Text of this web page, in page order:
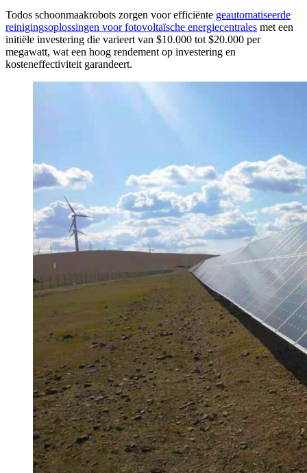
Todos schoonmaakrobots zorgen voor efficiënte geautomatiseerde
reinigingsoplossingen voor fotovoltaïsche energiecentrales met een
initiële investering die varieert van $10.000 tot $20.000 per
megawatt, wat een hoog rendement op investering en
kosteneffectiviteit garandeert.